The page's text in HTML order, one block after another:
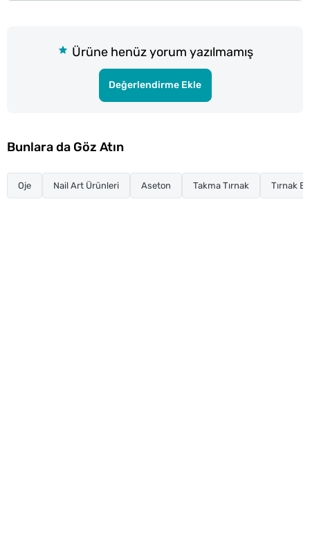
Ürüne henüz yorum yazılmamış
Değerlendirme Ekle
Bunlara da Göz Atın
Oje Nail Art Ürünleri Aseton Takma Tırnak Tırnak